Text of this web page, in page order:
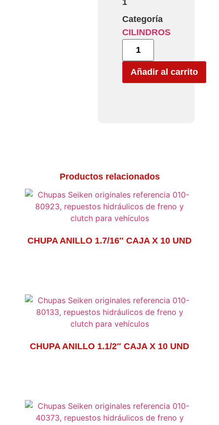
Categoría
CILINDROS
Añadir al carrito
Productos relacionados
CHUPA ANILLO 1.7/16″ CAJA X 10 UND
CHUPA ANILLO 1.1/2″ CAJA X 10 UND